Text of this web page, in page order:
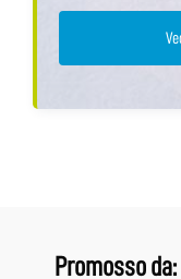
Promosso da: